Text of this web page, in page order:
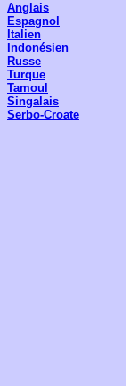
Anglais
Espagnol
Italien
Indonésien
Russe
Turque
Tamoul
Singalais
Serbo-Croate